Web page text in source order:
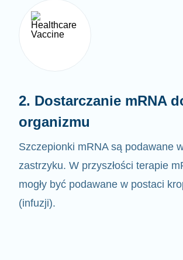
organizmu
Szczepionki mRNA są podawane w
zastrzyku. W przyszłości terapie
mogły być podawane w postaci
(infuzji).